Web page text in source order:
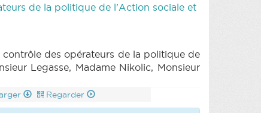
de la politique de l'Action sociale et
des opérateurs de la politique de
Legasse, Madame Nikolic, Monsieur
Regarder